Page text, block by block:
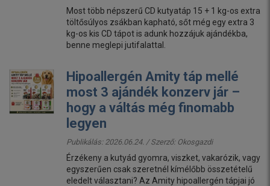
Most több népszerű CD kutyatáp 15 + 1 kg-os extra
töltősúlyos zsákban kapható, sőt még egy extra 3
kg-os kis CD tápot is adunk hozzájuk ajándékba,
benne meglepi jutifalattal.
Hipoallergén Amity táp mellé
most 3 ajándék konzerv jár –
hogy a váltás még finomabb
legyen
Publikálás: 2026.06.24. / Szerző: Okosgazdi
Érzékeny a kutyád gyomra, viszket, vakarózik, vagy
egyszerűen csak szeretnél kímélőbb összetételű
eledelt választani? Az Amity hipoallergén tápjai jó